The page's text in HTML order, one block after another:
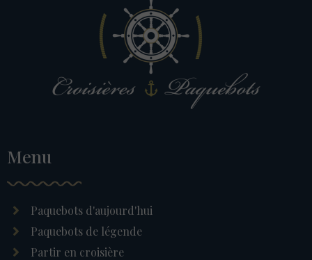
Menu
Paquebots d'aujourd'hui
Paquebots de légende
Partir en croisière